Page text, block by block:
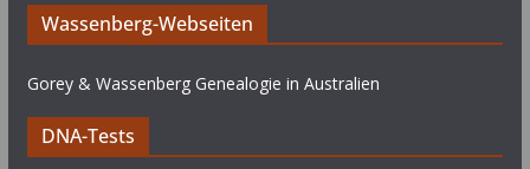
Wassenberg-Webseiten
Gorey & Wassenberg Genealogie in Australien
DNA-Tests